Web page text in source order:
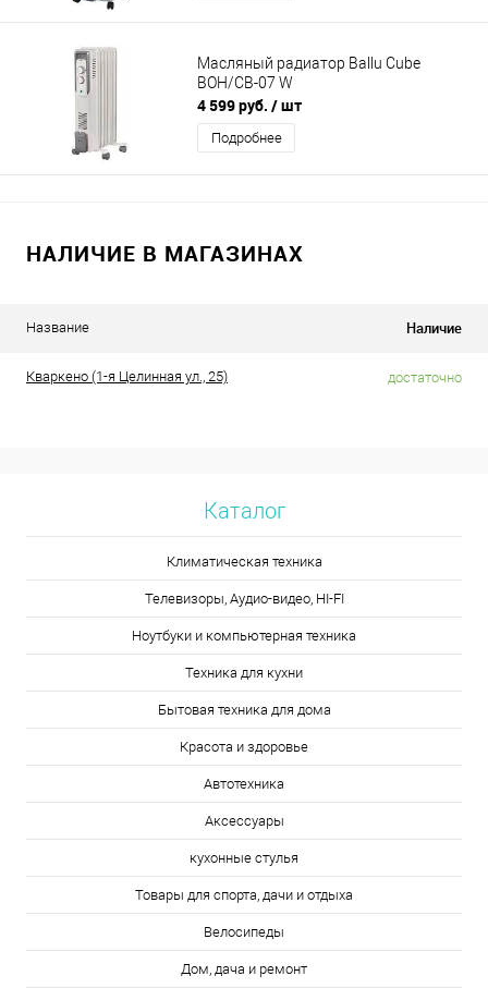
Масляный радиатор Ballu Cube
BOH/CB-07 W
4 599 руб. / шт
Подробнее
НАЛИЧИЕ В МАГАЗИНАХ
Название Наличие
Кваркено (1-я Целинная ул., 25) достаточно
Каталог
Климатическая техника
Телевизоры, Аудио-видео, HI-FI
Ноутбуки и компьютерная техника
Техника для кухни
Бытовая техника для дома
Красота и здоровье
Автотехника
Аксессуары
кухонные стулья
Товары для спорта, дачи и отдыха
Велосипеды
Дом, дача и ремонт